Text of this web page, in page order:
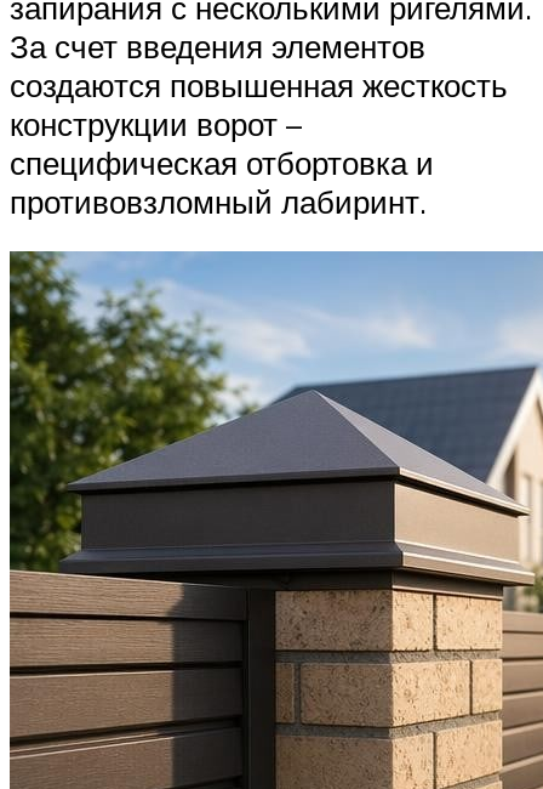
За счет введения элементов
создаются повышенная жесткость
конструкции ворот –
специфическая отбортовка и
противовзломный лабиринт.